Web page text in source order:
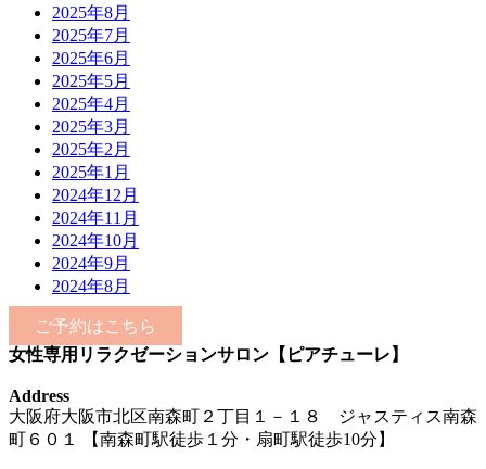
2025年8月
2025年7月
2025年6月
2025年5月
2025年4月
2025年3月
2025年2月
2025年1月
2024年12月
2024年11月
2024年10月
2024年9月
2024年8月
ご予約はこちら
女性専用リラクゼーションサロン【ピアチューレ】
Address
大阪府大阪市北区南森町２丁目１－１８ ジャスティス南森
町６０１ 【南森町駅徒歩１分・扇町駅徒歩10分】